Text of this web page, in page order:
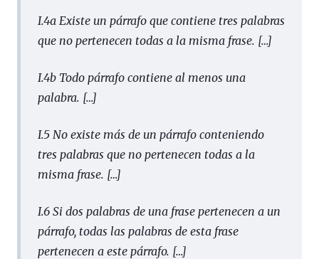
I.4a Existe un párrafo que contiene tres palabras
que no pertenecen todas a la misma frase. […]
I.4b Todo párrafo contiene al menos una
palabra. […]
I.5 No existe más de un párrafo conteniendo
tres palabras que no pertenecen todas a la
misma frase. […]
I.6 Si dos palabras de una frase pertenecen a un
párrafo, todas las palabras de esta frase
pertenecen a este párrafo. […]